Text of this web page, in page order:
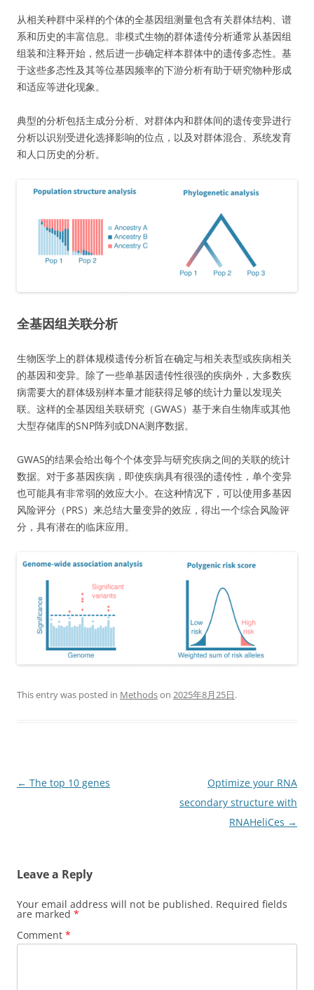
从相关种群中采样的个体的全基因组测量包含有关群体结构、谱
系和历史的丰富信息。非模式生物的群体遗传分析通常从基因组
组装和注释开始，然后进一步确定样本群体中的遗传多态性。基
于这些多态性及其等位基因频率的下游分析有助于研究物种形成
和适应等进化现象。
典型的分析包括主成分分析、对群体内和群体间的遗传变异进行
分析以识别受进化选择影响的位点，以及对群体混合、系统发育
和人口历史的分析。
全基因组关联分析
生物医学上的群体规模遗传分析旨在确定与相关表型或疾病相关
的基因和变异。除了一些单基因遗传性很强的疾病外，大多数疾
病需要大的群体级别样本量才能获得足够的统计力量以发现关
联。这样的全基因组关联研究（GWAS）基于来自生物库或其他
大型存储库的SNP阵列或DNA测序数据。
GWAS的结果会给出每个个体变异与研究疾病之间的关联的统计
数据。对于多基因疾病，即使疾病具有很强的遗传性，单个变异
也可能具有非常弱的效应大小。在这种情况下，可以使用多基因
风险评分（PRS）来总结大量变异的效应，得出一个综合风险评
分，具有潜在的临床应用。
This entry was posted in Methodson 2025年8月25日.
Post
← The top 10 genes
Optimize your RNA
secondary structure with
RNAHeliCes →
Leave a Reply
Your email address will not be published. Required fields
are marked *
Comment *